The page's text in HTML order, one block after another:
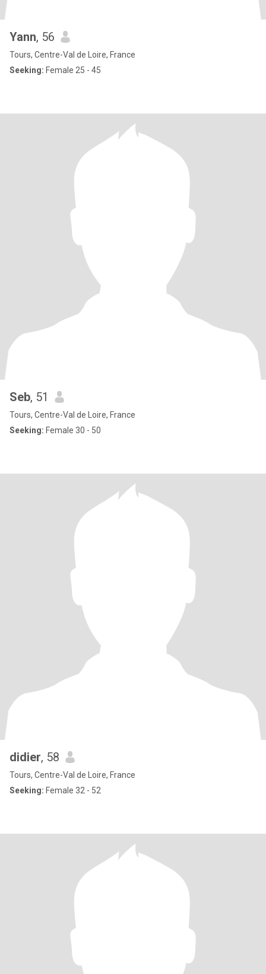
Yann, 56
Tours, Centre-Val de Loire, France
Seeking: Female 25 - 45
Seb, 51
Tours, Centre-Val de Loire, France
Seeking: Female 30 - 50
didier, 58
Tours, Centre-Val de Loire, France
Seeking: Female 32 - 52